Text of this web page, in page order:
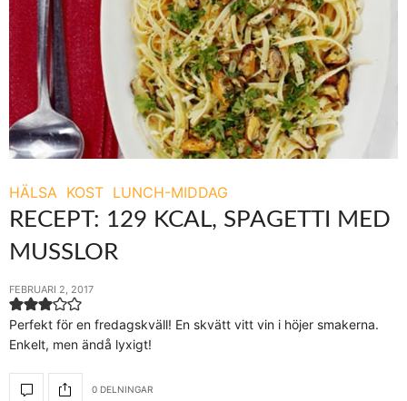
HÄLSA KOST LUNCH-MIDDAG
RECEPT: 129 KCAL, SPAGETTI MED
MUSSLOR
FEBRUARI 2, 2017
Perfekt för en fredagskväll! En skvätt vitt vin i höjer smakerna.
Enkelt, men ändå lyxigt!
0 DELNINGAR